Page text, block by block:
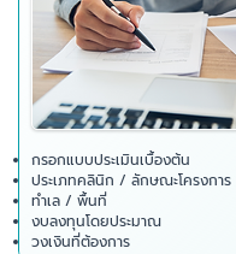
กรอกแบบประเมินเบื้องต้น
ประเภทคลินิก / ลักษณะโครงการ
ทำเล / พื้นที่
งบลงทุนโดยประมาณ
วงเงินที่ต้องการ